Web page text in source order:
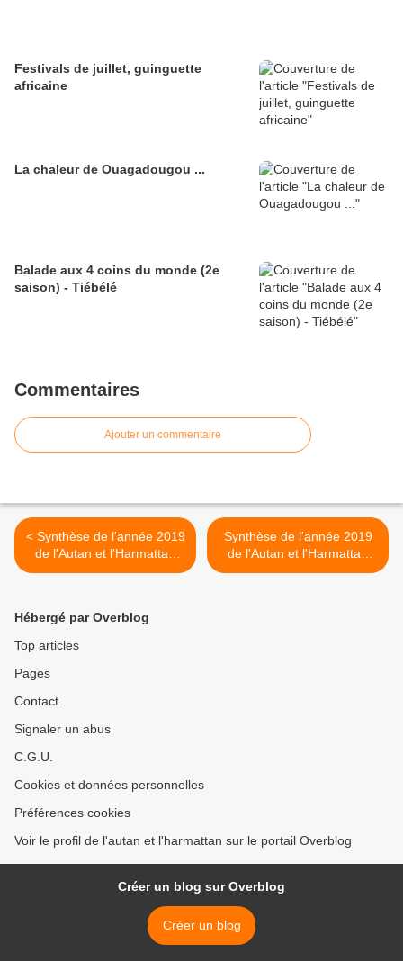
Festivals de juillet, guinguette
africaine
La chaleur de Ouagadougou ...
Balade aux 4 coins du monde (2e
saison) - Tiébélé
Commentaires
Ajouter un commentaire
< Synthèse de l'année 2019
de l'Autan et l'Harmattan
(année du Williwaw) 2/4
Synthèse de l'année 2019
de l'Autan et l'Harmattan
(année du Williwaw) 4/4 >
Hébergé par Overblog
Top articles
Pages
Contact
Signaler un abus
C.G.U.
Cookies et données personnelles
Préférences cookies
Voir le profil de l'autan et l'harmattan sur le portail Overblog
Créer un blog sur Overblog
Créer un blog